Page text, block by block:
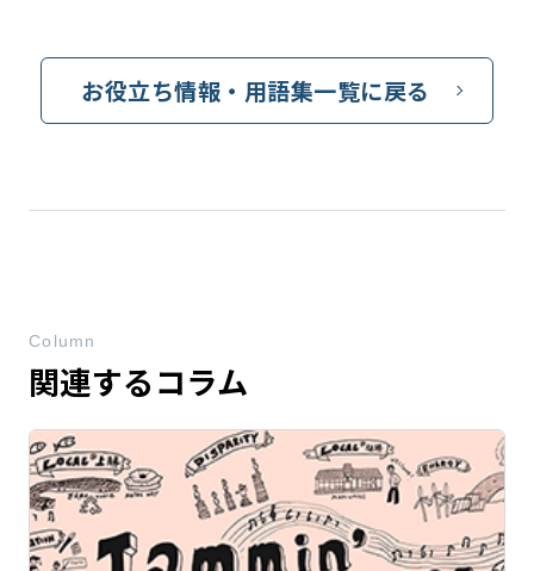
お役立ち情報・用語集一覧に戻る
関連するコラム
Column